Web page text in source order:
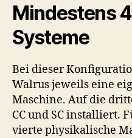
Mindestens
Systeme
Bei dieser
Walrus jeweils eine
Maschine. Auf die
CC und SC installiert.
vierte physikalische